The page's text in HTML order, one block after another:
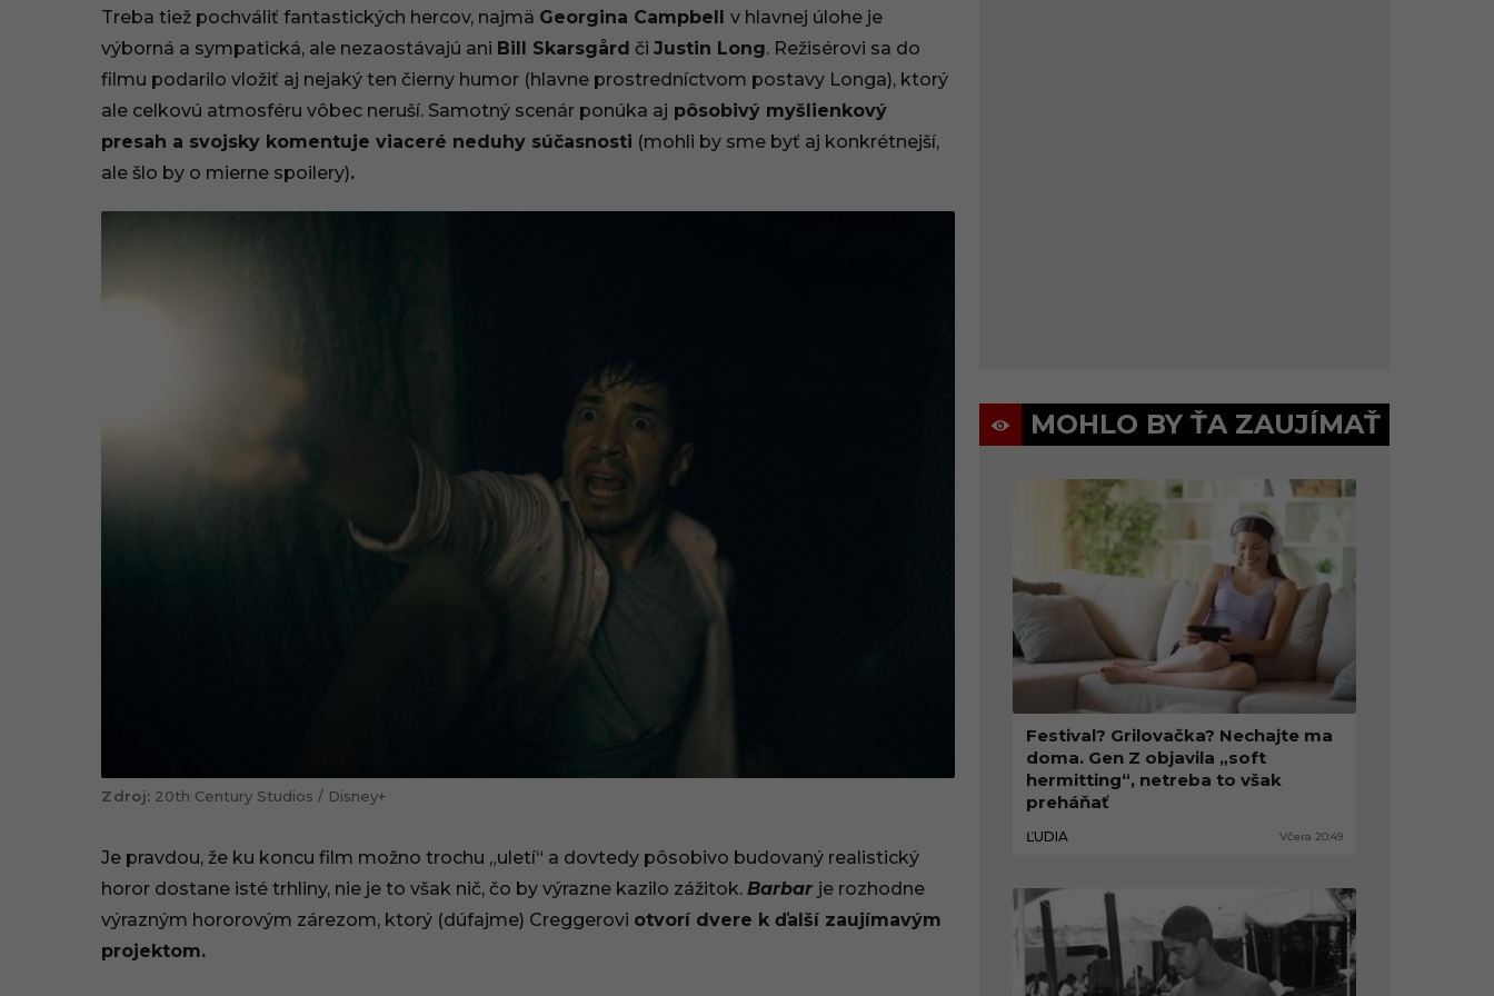
Treba tiež pochváliť fantastických hercov, najmä Georgina Campbell v hlavnej úlohe je
výborná a sympatická, ale nezaostávajú ani Bill Skarsgård či Justin Long. Režisérovi sa do
filmu podarilo vložiť aj nejaký ten čierny humor (hlavne prostredníctvom postavy Longa), ktorý
ale celkovú atmosféru vôbec neruší. Samotný scenár ponúka aj pôsobivý myšlienkový
presah a svojsky komentuje viaceré neduhy súčasnosti (mohli by sme byť aj konkrétnejší,
ale šlo by o mierne spoilery).
20th Century Studios / Disney+
Je pravdou, že ku koncu film možno trochu „uletí“ a dovtedy pôsobivo budovaný realistický
horor dostane isté trhliny, nie je to však nič, čo by výrazne kazilo zážitok. Barbar je rozhodne
výrazným hororovým zárezom, ktorý (dúfajme) Creggerovi otvorí dvere k ďalší zaujímavým
projektom.
MOHLO BY ŤA ZAUJÍMAŤ
Festival? Grilovačka? Nechajte ma
doma. Gen Z objavila „soft
hermitting“, netreba to však
preháňať
ĽUDIA Včera 20:49